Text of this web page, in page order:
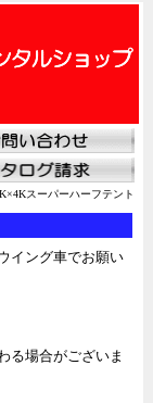
スーパーハーフテント
イング車でお願い
る場合がございま